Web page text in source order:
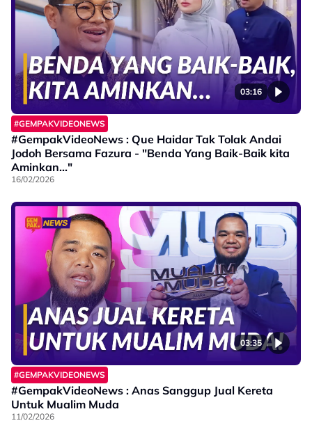
03:16
#GEMPAKVIDEONEWS
#GempakVideoNews : Que Haidar Tak Tolak Andai
Jodoh Bersama Fazura - "Benda Yang Baik-Baik kita
Aminkan..."
16/02/2026
03:35
#GEMPAKVIDEONEWS
#GempakVideoNews : Anas Sanggup Jual Kereta
Untuk Mualim Muda
11/02/2026